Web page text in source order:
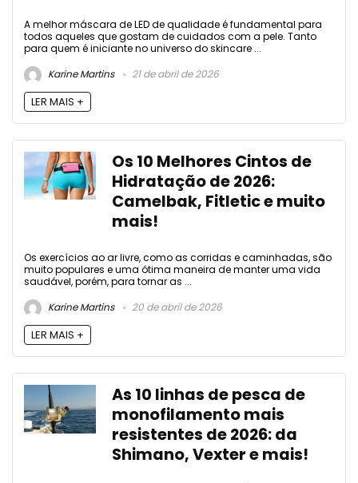
A melhor máscara de LED de qualidade é fundamental para
todos aqueles que gostam de cuidados com a pele. Tanto
para quem é iniciante no universo do skincare ...
Karine Martins
21 de abril de 2026
LER MAIS +
Os 10 Melhores Cintos de
Hidratação de 2026:
Camelbak, Fitletic e muito
mais!
Os exercícios ao ar livre, como as corridas e caminhadas, são
muito populares e uma ótima maneira de manter uma vida
saudável, porém, para tornar as ...
Karine Martins
20 de abril de 2026
LER MAIS +
As 10 linhas de pesca de
monofilamento mais
resistentes de 2026: da
Shimano, Vexter e mais!